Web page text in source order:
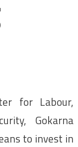
for Labour,
Gokarna
to invest in